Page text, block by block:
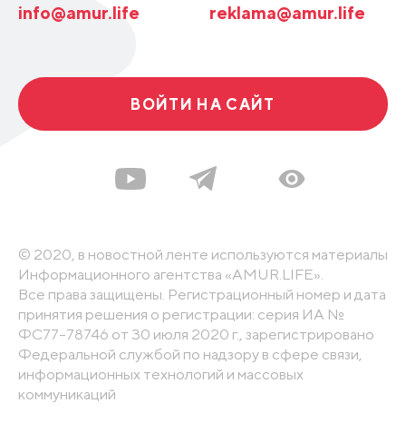
info@amur.life reklama@amur.life
ВОЙТИ НА САЙТ
© 2020, в новостной ленте используются материалы
Информационного агентства «AMUR.LIFE».
Все права защищены. Регистрационный номер и дата
принятия решения о регистрации: серия ИА №
ФС77-78746 от 30 июля 2020 г., зарегистрировано
Федеральной службой по надзору в сфере связи,
информационных технологий и массовых
коммуникаций